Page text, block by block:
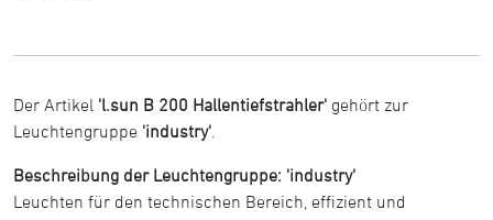
Der Artikel 'l.sun B 200 Hallentiefstrahler' gehört zur
Leuchtengruppe 'industry'
Beschreibung der Leuchtengruppe: 'industry'
Leuchten für den technischen Bereich, effizient und